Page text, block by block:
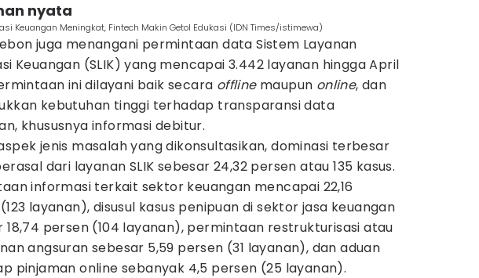
nyata
Keuangan Meningkat, Fintech Makin Getol Edukasi (IDN Times/istimewa)
juga menangani permintaan data Sistem Layanan
Keuangan (SLIK) yang mencapai 3.442 layanan hingga April
ini dilayani baik secara offlinemaupun online, dan
kebutuhan tinggi terhadap transparansi data
khususnya informasi debitur.
jenis masalah yang dikonsultasikan, dominasi terbesar
dari layanan SLIK sebesar 24,32 persen atau 135 kasus.
informasi terkait sektor keuangan mencapai 22,16
layanan), disusul kasus penipuan di sektor jasa keuangan
18,74 persen (104 layanan), permintaan restrukturisasi atau
angsuran sebesar 5,59 persen (31 layanan), dan aduan
pinjaman online sebanyak 4,5 persen (25 layanan).